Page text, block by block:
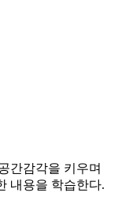
간감각을 키우며
내용을 학습한다.